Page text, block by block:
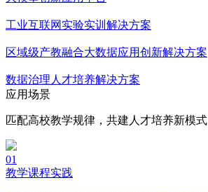
工业互联网实验实训解决方案
区域级产教融合大数据应用创新解决方案
数据治理人才培养解决方案
应用场景
匹配高校教学规律，共建人才培养新模式
01
教学课程实践